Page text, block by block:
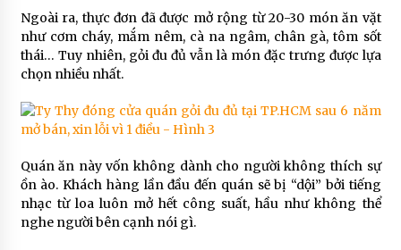
Ngoài ra, thực đơn đã được mở rộng từ 20-30 món ăn vặt
như cơm cháy, mắm nêm, cà na ngâm, chân gà, tôm sốt
thái… Tuy nhiên, gỏi đu đủ vẫn là món đặc trưng được lựa
chọn nhiều nhất.
Quán ăn này vốn không dành cho người không thích sự
ồn ào. Khách hàng lần đầu đến quán sẽ bị “dội” bởi tiếng
nhạc từ loa luôn mở hết công suất, hầu như không thể
nghe người bên cạnh nói gì.